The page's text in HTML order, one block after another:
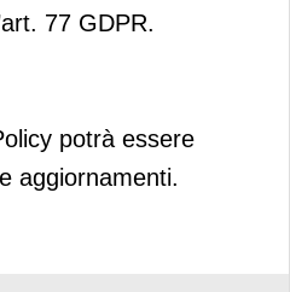
77 GDPR.
potrà essere
aggiornamenti.